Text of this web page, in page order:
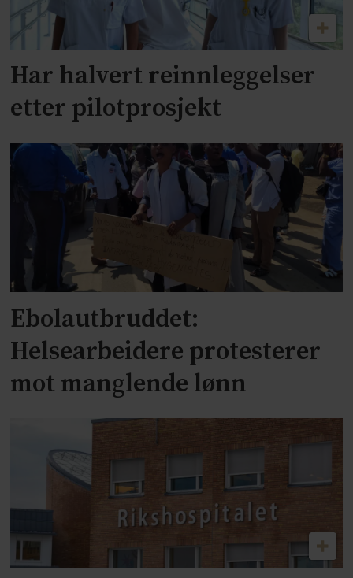
Har halvert reinnleggelser
etter pilotprosjekt
Ebolautbruddet:
Helsearbeidere protesterer
mot manglende lønn